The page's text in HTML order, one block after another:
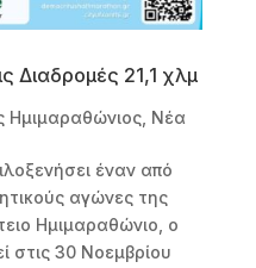
Διαδρομές 21,1 χλμ
Ημιμαραθώνιος, Νέα
έναν από
αγώνες της
Ημιμαραθώνιο, ο
στις 30 Νοεμβρίου